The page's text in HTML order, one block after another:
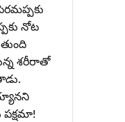
నోట
శరీరాతో